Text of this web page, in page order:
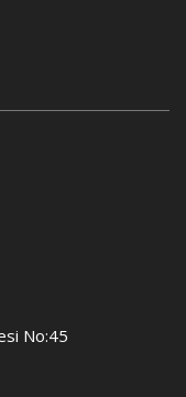
No:45